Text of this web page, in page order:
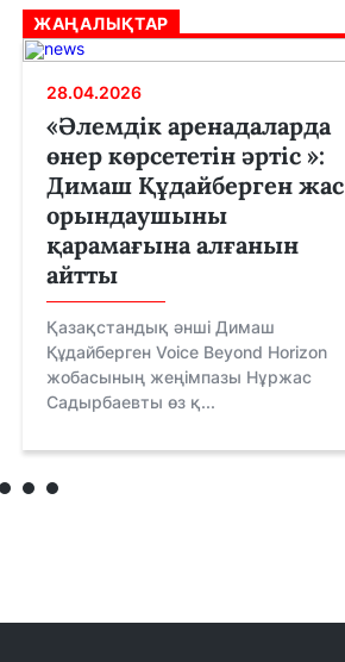
ЖАҢАЛЫҚТАР
28.04.2026
«Әлемдік аренадаларда
өнер көрсететін әртіс »:
Димаш Құдайберген жас
орындаушыны
қарамағына алғанын
айтты
Қазақстандық әнші Димаш
Құдайберген Voice Beyond Horizon
жобасының жеңімпазы Нұржас
Садырбаевты өз қ...